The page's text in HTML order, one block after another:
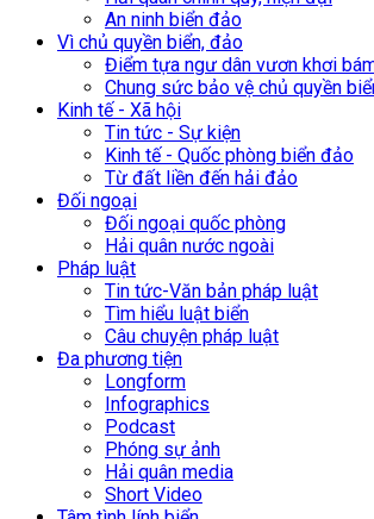
An ninh biển đảo
Vì chủ quyền biển, đảo
Điểm tựa ngư dân vươn khơi
Chung sức bảo vệ chủ quyền
Kinh tế - Xã hội
Tin tức - Sự kiện
Kinh tế - Quốc phòng biển đảo
Từ đất liền đến hải đảo
Đối ngoại
Đối ngoại quốc phòng
Hải quân nước ngoài
Pháp luật
Tin tức-Văn bản pháp luật
Tìm hiểu luật biển
Câu chuyện pháp luật
Đa phương tiện
Longform
Infographics
Podcast
Phóng sự ảnh
Hải quân media
Short Video